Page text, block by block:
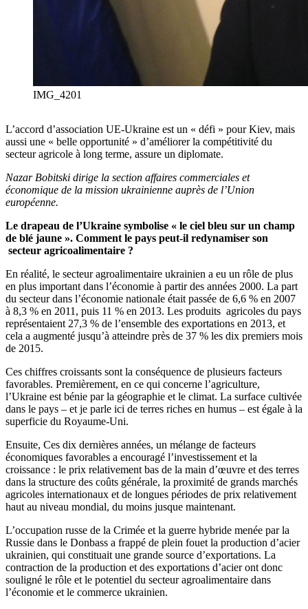
IMG_4201
L’accord d’association UE-Ukraine est un « défi » pour Kiev, mais
aussi une « belle opportunité » d’améliorer la compétitivité du
secteur agricole à long terme, assure un diplomate.
Nazar Bobitski dirige la section affaires commerciales et
économique de la mission ukrainienne auprès de l’Union
européenne.
Le drapeau de l’Ukraine symbolise « le ciel bleu sur un champ
de blé jaune ». Comment le pays peut-il redynamiser son
secteur agricoalimentaire ?
En réalité, le secteur agroalimentaire ukrainien a eu un rôle de plus
en plus important dans l’économie à partir des années 2000. La part
du secteur dans l’économie nationale était passée de 6,6 % en 2007
à 8,3 % en 2011, puis 11 % en 2013. Les produits agricoles du pays
représentaient 27,3 % de l’ensemble des exportations en 2013, et
cela a augmenté jusqu’à atteindre près de 37 % les dix premiers mois
de 2015.
Ces chiffres croissants sont la conséquence de plusieurs facteurs
favorables. Premièrement, en ce qui concerne l’agriculture,
l’Ukraine est bénie par la géographie et le climat. La surface cultivée
dans le pays – et je parle ici de terres riches en humus – est égale à la
superficie du Royaume-Uni.
Ensuite, Ces dix dernières années, un mélange de facteurs
économiques favorables a encouragé l’investissement et la
croissance : le prix relativement bas de la main d’œuvre et des terres
dans la structure des coûts générale, la proximité de grands marchés
agricoles internationaux et de longues périodes de prix relativement
haut au niveau mondial, du moins jusque maintenant.
L’occupation russe de la Crimée et la guerre hybride menée par la
Russie dans le Donbass a frappé de plein fouet la production d’acier
ukrainien, qui constituait une grande source d’exportations. La
contraction de la production et des exportations d’acier ont donc
souligné le rôle et le potentiel du secteur agroalimentaire dans
l’économie et le commerce ukrainien.